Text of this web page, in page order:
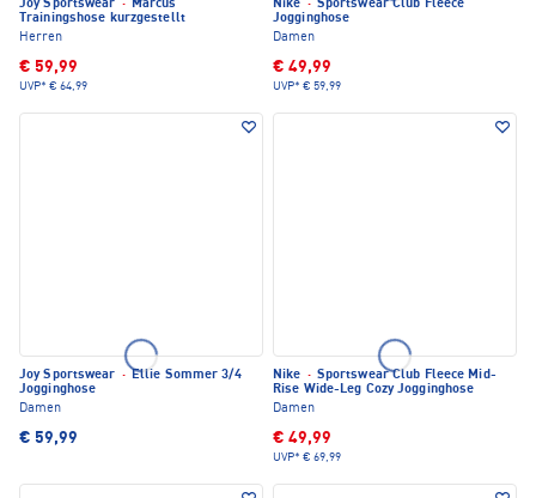
Joy Sportswear · Marcus
Trainingshose kurzgestellt
Herren
€ 59,99
UVP* € 64,99
Nike · Sportswear Club Fleece
Jogginghose
Damen
€ 49,99
UVP* € 59,99
Joy Sportswear · Ellie Sommer 3/4
Jogginghose
Damen
€ 59,99
Nike · Sportswear Club Fleece Mid-
Rise Wide-Leg Cozy Jogginghose
Damen
€ 49,99
UVP* € 69,99